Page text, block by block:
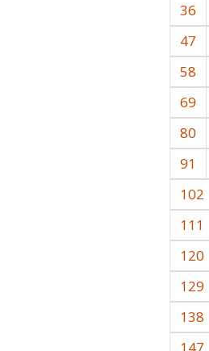
36
47
58
69
80
91
102
111
120
129
138